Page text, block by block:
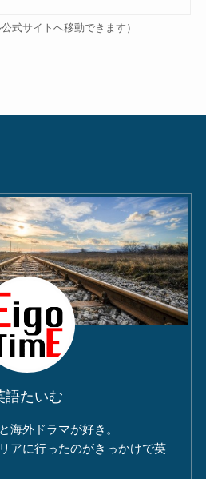
式サイトへ移動できます）
語たいむ
海外ドラマが好き。
アに行ったのがきっかけで英